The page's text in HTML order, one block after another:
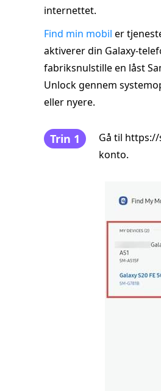
internettet.
Find min mobil er
aktiverer din
fabriksnulstille en låst
Unlock gennem
eller nyere.
Trin 1
Gå til
konto.